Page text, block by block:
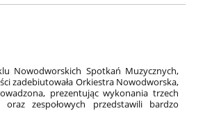
Nowodworskich Spotkań Muzycznych,
zadebiutowała Orkiestra Nowodworska,
prezentując wykonania trzech
zespołowych przedstawili bardzo